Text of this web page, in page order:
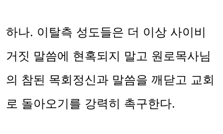
하나. 이탈측 성도들은 더 이상 사이비
거짓 말씀에 현혹되지 말고 원로목사님
의 참된 목회정신과 말씀을 깨닫고 교회
로 돌아오기를 강력히 촉구한다.